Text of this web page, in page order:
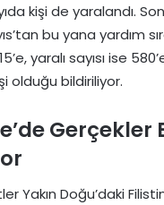
kişi de yaralandı.
bu yana yardım
yaralı sayısı ise
olduğu bildiriliyor.
Gerçekler
Yakın Doğu’daki